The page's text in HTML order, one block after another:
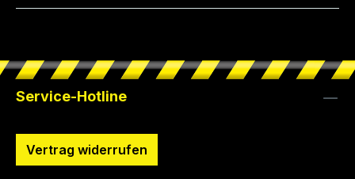
Service-Hotline
Vertrag widerrufen